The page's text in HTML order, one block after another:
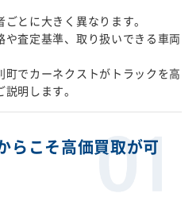
とに大きく異なります。
や査定基準、取り扱いできる車両
町でカーネクストがトラックを高
明します。
らこそ高価買取が可